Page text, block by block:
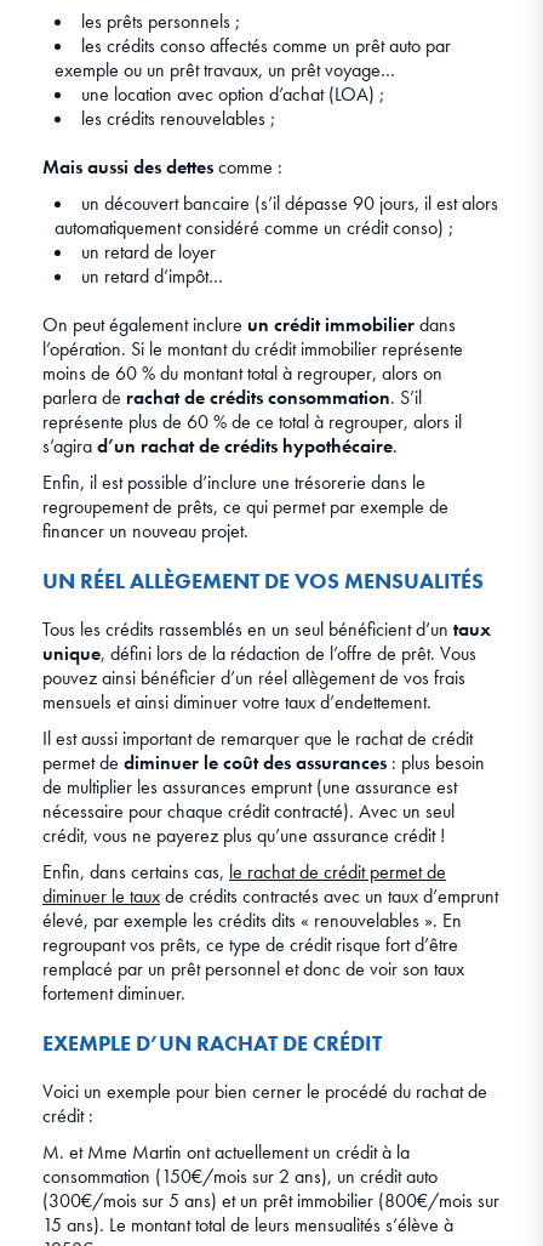
les prêts personnels ;
les crédits conso affectés comme un prêt auto par
exemple ou un prêt travaux, un prêt voyage…
une location avec option d’achat (LOA) ;
les crédits renouvelables ;
Mais aussi des dettescomme :
un découvert bancaire (s’il dépasse 90 jours, il est alors
automatiquement considéré comme un crédit conso) ;
un retard de loyer
un retard d’impôt…
On peut également inclure un crédit immobilierdans
l’opération. Si le montant du crédit immobilier représente
moins de 60 % du montant total à regrouper, alors on
parlera de rachat de crédits consommation. S’il
représente plus de 60 % de ce total à regrouper, alors il
s’agirad’un rachat de crédits hypothécaire.
Enfin, il est possible d’inclure une trésorerie dans le
regroupement de prêts, ce qui permet par exemple de
financer un nouveau projet.
UN RÉEL ALLÈGEMENT DE VOS MENSUALITÉS
Tous les crédits rassemblés en un seul bénéficient d’un taux
unique, défini lors de la rédaction de l’offre de prêt. Vous
pouvez ainsi bénéficier d’un réel allègement de vos frais
mensuels et ainsi diminuer votre taux d’endettement.
Il est aussi important de remarquer que le rachat de crédit
permet de diminuer le coût des assurances : plus besoin
de multiplier les assurances emprunt (une assurance est
nécessaire pour chaque crédit contracté). Avec un seul
crédit, vous ne payerez plus qu’une assurance crédit !
Enfin, dans certains cas, le rachat de crédit permet de
diminuer le tauxde crédits contractés avec un taux d’emprunt
élevé, par exemple les crédits dits « renouvelables ». En
regroupant vos prêts, ce type de crédit risque fort d’être
remplacé par un prêt personnel et donc de voir son taux
fortement diminuer.
EXEMPLE D’UN RACHAT DE CRÉDIT
Voici un exemple pour bien cerner le procédé du rachat de
crédit :
M. et Mme Martin ont actuellement un crédit à la
consommation (150€/mois sur 2 ans), un crédit auto
(300€/mois sur 5 ans) et un prêt immobilier (800€/mois sur
15 ans). Le montant total de leurs mensualités s’élève à